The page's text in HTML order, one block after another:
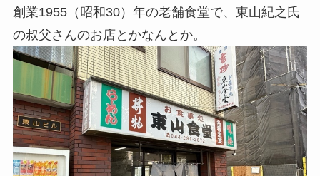
創業1955（昭和30）年の老舗食堂で、東山紀之氏
の叔父さんのお店とかなんとか。